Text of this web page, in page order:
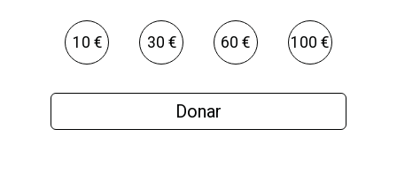
10 € 30 € 60 € 100 €
Donar